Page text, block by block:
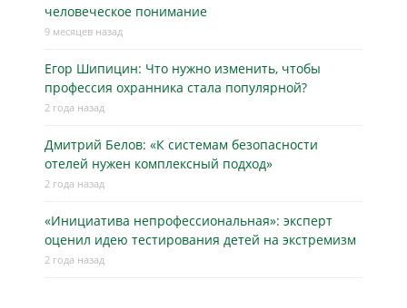
человеческое понимание
9 месяцев назад
Егор Шипицин: Что нужно изменить, чтобы
профессия охранника стала популярной?
2 года назад
Дмитрий Белов: «К системам безопасности
отелей нужен комплексный подход»
2 года назад
«Инициатива непрофессиональная»: эксперт
оценил идею тестирования детей на экстремизм
2 года назад